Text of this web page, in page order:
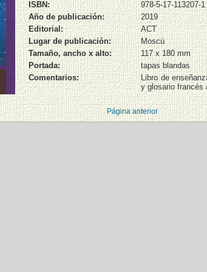
ISBN:
978-5-17-113207-1
Año de publicación:
2019
Editorial:
ACT
Lugar de publicación:
Moscú
Tamaño, ancho x alto:
117 x 180 mm
Portada:
tapas blandas
Comentarios:
Libro de
y glosario francés
Página anterior